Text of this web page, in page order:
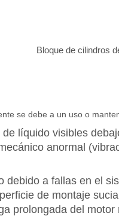
Bloque de cilindros
se debe a un uso o
líquido visibles
anormal
debido a fallas en el
de montaje
prolongada del